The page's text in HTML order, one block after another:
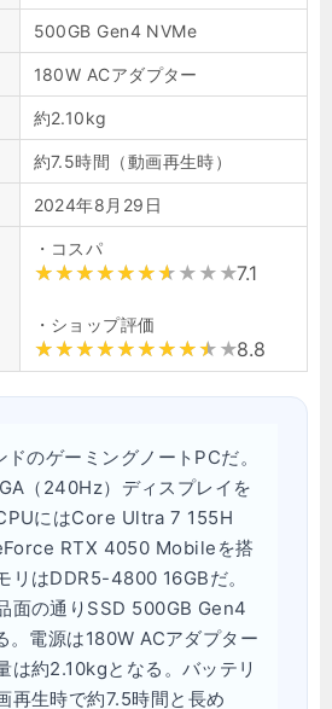
500GB Gen4 NVMe
180W ACアダプター
約2.10kg
約7.5時間（動画再生時）
2024年8月29日
・コスパ
7.1
・ショップ評価
8.8
のゲーミングノートPCだ。
（240Hz）ディスプレイを
にはCore Ultra 7 155H
RTX 4050 Mobileを搭
リはDDR5-4800 16GBだ。
面の通りSSD 500GB Gen4
。電源は180W ACアダプター
は約2.10kgとなる。バッテリ
再生時で約7.5時間と長め